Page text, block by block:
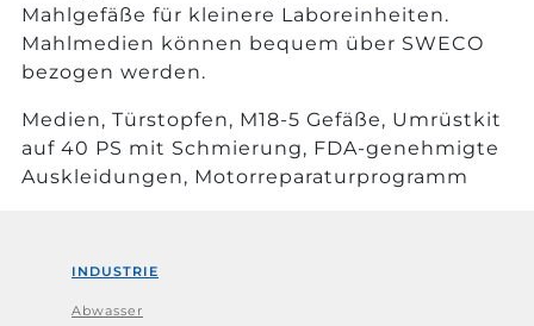
Mahlgefäße für kleinere Laboreinheiten.
Mahlmedien können bequem über SWECO
bezogen werden.
Medien, Türstopfen, M18-5 Gefäße, Umrüstkit
auf 40 PS mit Schmierung, FDA-genehmigte
Auskleidungen, Motorreparaturprogramm
INDUSTRIE
Abwasser